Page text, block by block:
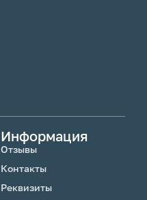
Информация
Отзывы
Контакты
Реквизиты